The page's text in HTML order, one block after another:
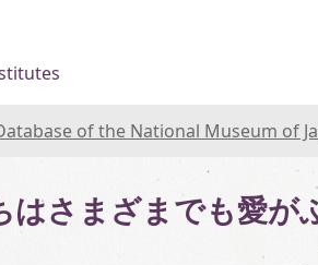
of the National Museum of
さまざまでも愛が